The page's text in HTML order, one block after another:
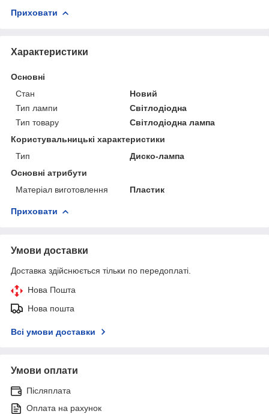
Приховати
Характеристики
Основні
Стан
Новий
Тип лампи
Світлодіодна
Тип товару
Світлодіодна лампа
Користувальницькі характеристики
Тип
Диско-лампа
Основні атрибути
Матеріал виготовлення
Пластик
Приховати
Умови доставки
Доставка здійснюється тільки по передоплаті.
Нова Пошта
Нова пошта
Всі умови доставки
Умови оплати
Післяплата
Оплата на рахунок